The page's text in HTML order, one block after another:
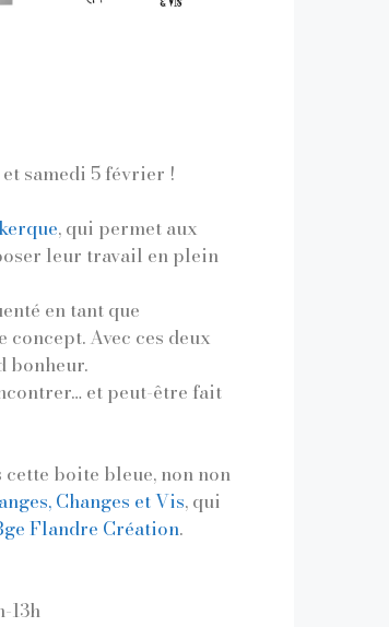
samedi 5 février !
, qui permet aux
leur travail en plein
en tant que
Avec ces deux
bonheur.
et peut-être fait
boite bleue, non non
Changes et Vis, qui
Flandre Création.
13h